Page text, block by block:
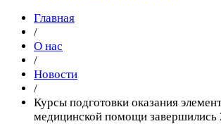
Главная
/
О нас
/
Новости
/
Курсы подготовки оказания
медицинской помощи завершились